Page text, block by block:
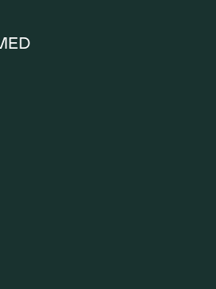
qualitativen Vorgaben.